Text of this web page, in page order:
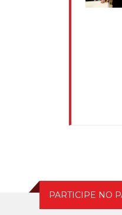
PARTICIPE NO